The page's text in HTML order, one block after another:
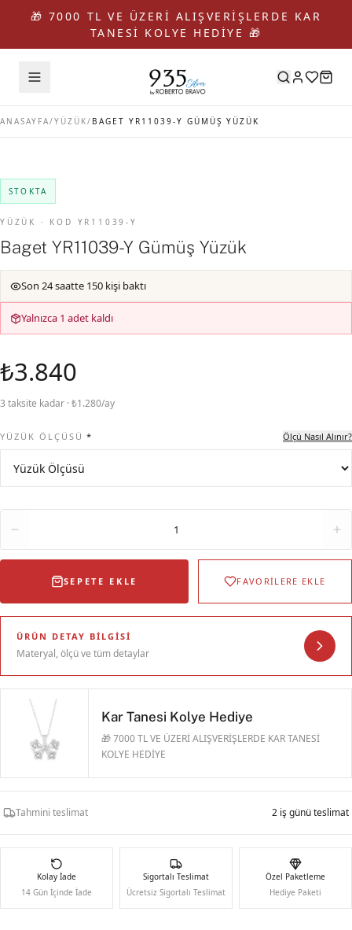
🎁 7000 TL VE ÜZERİ ALIŞVERİŞLERDE KAR
TANESİ KOLYE HEDİYE 🎁
ANASAYFA/YÜZÜK/ BAGET YR11039-Y GÜMÜŞ YÜZÜK
STOKTA
YÜZÜK · KOD YR11039-Y
Baget YR11039-Y Gümüş Yüzük
Son 24 saatte 150 kişi baktı
Yalnızca 1 adet kaldı
₺3.840
3 taksite kadar · ₺1.280/ay
YÜZÜK ÖLÇÜSÜ * Ölçü Nasıl Alınır?
1
SEPETE EKLE FAVORİLERE EKLE
ÜRÜN DETAY BILGISI
Materyal, ölçü ve tüm detaylar
Kar Tanesi Kolye Hediye
🎁 7000 TL VE ÜZERİ ALIŞVERİŞLERDE KAR TANESİ
KOLYE HEDİYE
Tahmini teslimat 2 iş günü teslimat
Kolay İade
14 Gün İçinde İade
Sigortalı Teslimat
Ücretsiz Sigortalı Teslimat
Özel Paketleme
Hediye Paketi